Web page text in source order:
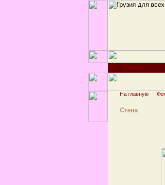
На главную
Стена